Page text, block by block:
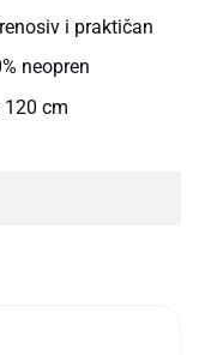
i praktičan
neopren
cm